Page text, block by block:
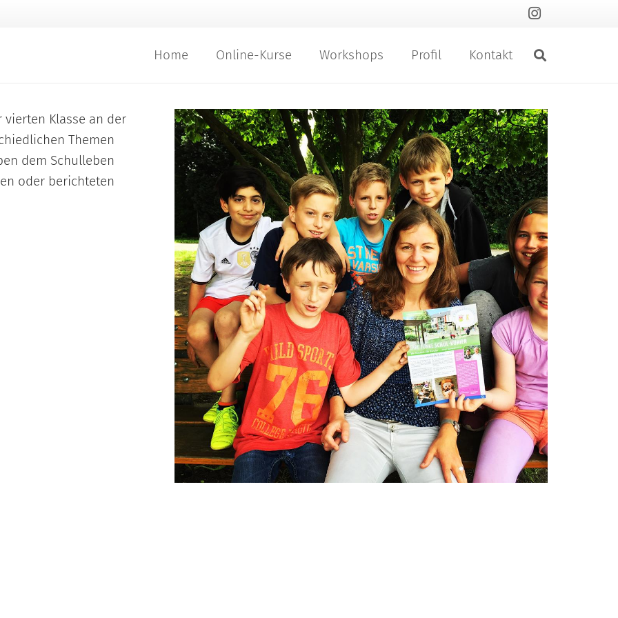
Home Online-Kurse Workshops Profil Kontakt
Klasse an der
Themen
dem Schulleben
oder berichteten